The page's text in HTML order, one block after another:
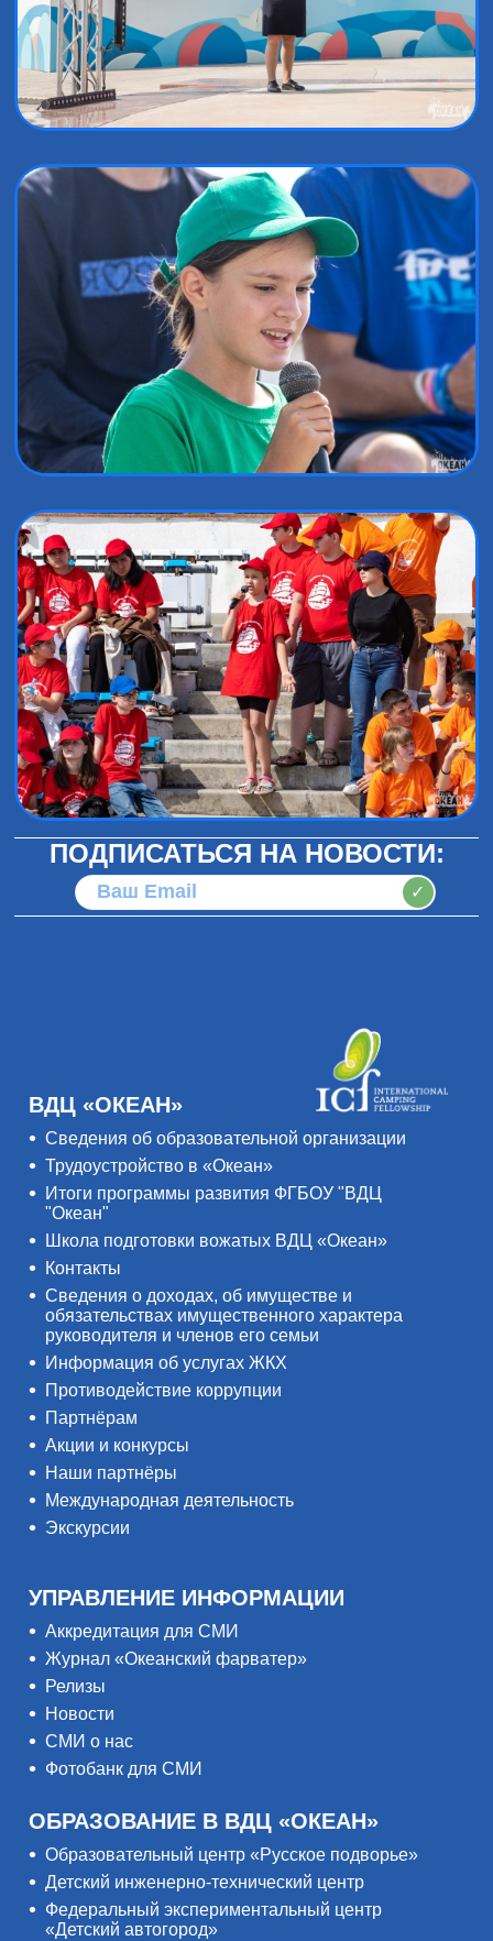
ПОДПИСАТЬСЯ НА НОВОСТИ:
✓
ВДЦ «ОКЕАН»
Сведения об образовательной организации
Трудоустройство в «Океан»
Итоги программы развития ФГБОУ "ВДЦ
"Океан"
Школа подготовки вожатых ВДЦ «Океан»
Контакты
Сведения о доходах, об имуществе и
обязательствах имущественного характера
руководителя и членов его семьи
Информация об услугах ЖКХ
Противодействие коррупции
Партнёрам
Акции и конкурсы
Наши партнёры
Международная деятельность
Экскурсии
УПРАВЛЕНИЕ ИНФОРМАЦИИ
Аккредитация для СМИ
Журнал «Океанский фарватер»
Релизы
Новости
СМИ о нас
Фотобанк для СМИ
ОБРАЗОВАНИЕ В ВДЦ «ОКЕАН»
Образовательный центр «Русское подворье»
Детский инженерно-технический центр
Федеральный экспериментальный центр
«Детский автогород»